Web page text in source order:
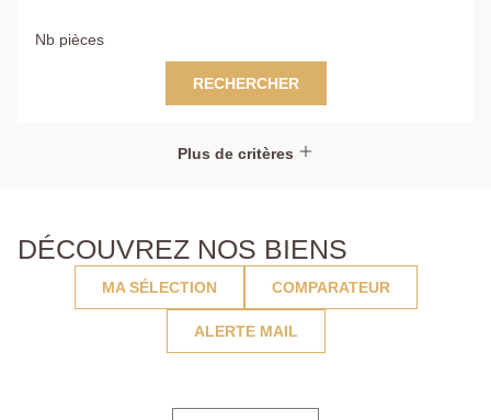
RECHERCHER
Plus de critères
DÉCOUVREZ NOS BIENS
MA SÉLECTION COMPARATEUR
ALERTE MAIL